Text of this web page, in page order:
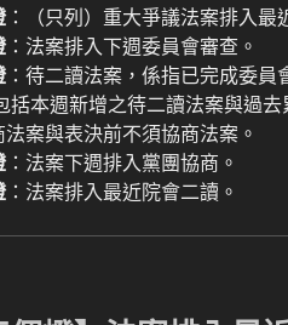
：（只列）重大爭議法案排入最
：法案排入下週委員會審查。
：待二讀法案，係指已完成委員
括本週新增之待二讀法案與過
法案與表決前不須協商法案。
：法案下週排入黨團協商。
：法案排入最近院會二讀。